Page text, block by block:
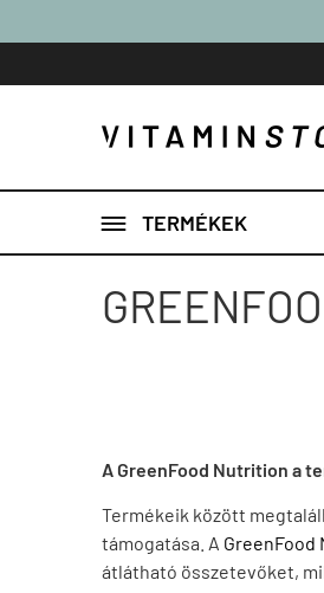
 TERMÉKEK
A GreenFood Nutrition a
Termékeik között
támogatása. A
átlátható összetevőket,